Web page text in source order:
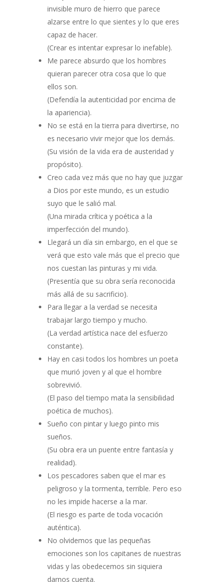
invisible muro de hierro que parece
alzarse entre lo que sientes y lo que eres
capaz de hacer.
(Crear es intentar expresar lo inefable).
Me parece absurdo que los hombres
quieran parecer otra cosa que lo que
ellos son.
(Defendía la autenticidad por encima de
la apariencia).
No se está en la tierra para divertirse, no
es necesario vivir mejor que los demás.
(Su visión de la vida era de austeridad y
propósito).
Creo cada vez más que no hay que juzgar
a Dios por este mundo, es un estudio
suyo que le salió mal.
(Una mirada crítica y poética a la
imperfección del mundo).
Llegará un día sin embargo, en el que se
verá que esto vale más que el precio que
nos cuestan las pinturas y mi vida.
(Presentía que su obra sería reconocida
más allá de su sacrificio).
Para llegar a la verdad se necesita
trabajar largo tiempo y mucho.
(La verdad artística nace del esfuerzo
constante).
Hay en casi todos los hombres un poeta
que murió joven y al que el hombre
sobrevivió.
(El paso del tiempo mata la sensibilidad
poética de muchos).
Sueño con pintar y luego pinto mis
sueños.
(Su obra era un puente entre fantasía y
realidad).
Los pescadores saben que el mar es
peligroso y la tormenta, terrible. Pero eso
no les impide hacerse a la mar.
(El riesgo es parte de toda vocación
auténtica).
No olvidemos que las pequeñas
emociones son los capitanes de nuestras
vidas y las obedecemos sin siquiera
darnos cuenta.